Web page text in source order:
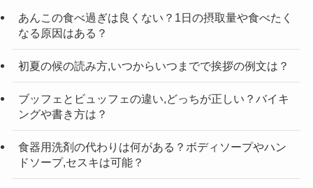
索
あんこの食べ過ぎは良くない？1日の摂取量や食べたく
なる原因はある？
初夏の候の読み方,いつからいつまでで挨拶の例文は？
ブッフェとビュッフェの違い,どっちが正しい？バイキ
ングや書き方は？
食器用洗剤の代わりは何がある？ボディソープやハン
ドソープ,セスキは可能？